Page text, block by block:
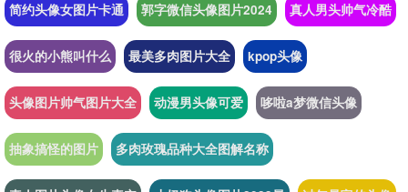
简约头像女图片卡通 郭字微信头像图片2024 真人男头帅气冷酷
很火的小熊叫什么 最美多肉图片大全 kpop头像
头像图片帅气图片大全 动漫男头像可爱 哆啦a梦微信头像
抽象搞怪的图片 多肉玫瑰品种大全图解名称